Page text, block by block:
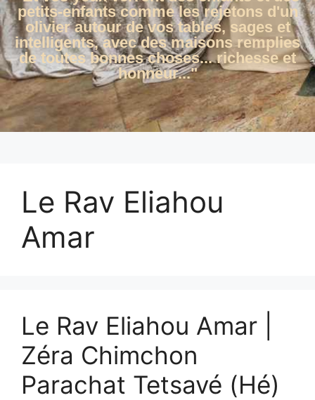
petits-enfants comme les rejetons d'un
olivier autour de vos tables, sages et
intelligents, avec des maisons remplies
de toutes bonnes choses... richesse et
honneur..."
Le Rav Eliahou
Amar
Le Rav Eliahou Amar |
Zéra Chimchon
Parachat Tetsavé (Hé)